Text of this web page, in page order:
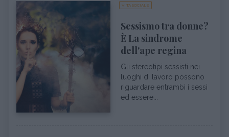
VITA SOCIALE
Sessismo tra donne?
È La sindrome
dell'ape regina
Gli stereotipi sessisti nei
luoghi di lavoro possono
riguardare entrambi i sessi
ed essere...